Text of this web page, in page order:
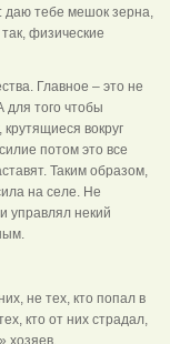
даю тебе мешок зерна,
физические
Главное – это не
для того чтобы
вокруг
потом это все
Таким образом,
на селе. Не
управлял некий
не тех, кто попал в
кто от них страдал,
хозяев.